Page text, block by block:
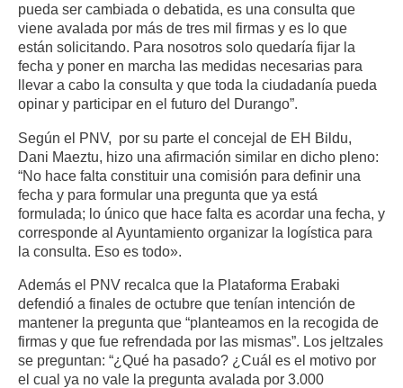
pueda ser cambiada o debatida, es una consulta que
viene avalada por más de tres mil firmas y es lo que
están solicitando. Para nosotros solo quedaría fijar la
fecha y poner en marcha las medidas necesarias para
llevar a cabo la consulta y que toda la ciudadanía pueda
opinar y participar en el futuro del Durango”.
Según el PNV, por su parte el concejal de EH Bildu,
Dani Maeztu, hizo una afirmación similar en dicho pleno:
“No hace falta constituir una comisión para definir una
fecha y para formular una pregunta que ya está
formulada; lo único que hace falta es acordar una fecha, y
corresponde al Ayuntamiento organizar la logística para
la consulta. Eso es todo».
Además el PNV recalca que la Plataforma Erabaki
defendió a finales de octubre que tenían intención de
mantener la pregunta que “planteamos en la recogida de
firmas y que fue refrendada por las mismas”. Los jeltzales
se preguntan: “¿Qué ha pasado? ¿Cuál es el motivo por
el cual ya no vale la pregunta avalada por 3.000